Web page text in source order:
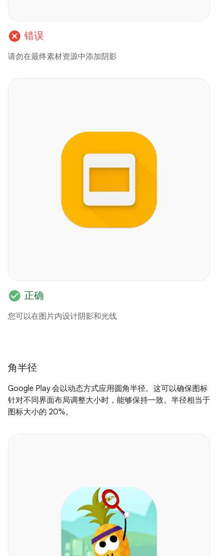
cancel 错误
请勿在最终素材资源中添加阴影
check_circle 正确
您可以在图片内设计阴影和光线
角半径
Google Play 会以动态方式应用圆角半径。这可以确保图标
针对不同界面布局调整大小时，能够保持一致。半径相当于
图标大小的 20%。